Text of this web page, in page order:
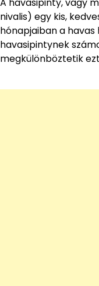
nivalis) egy kis,
hónapjaiban a havas
havasipintynek
megkülönböztetik